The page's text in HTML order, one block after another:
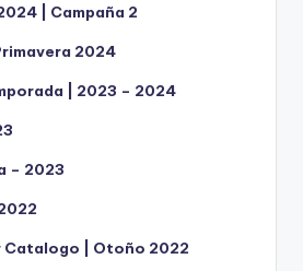
| Campaña 2
2024
| 2023 – 2024
– 2023
Catalogo | Otoño 2022